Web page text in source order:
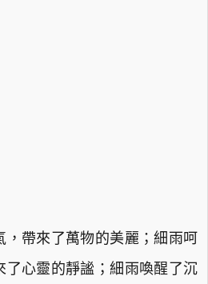
帶來了萬物的美麗；細雨呵
了心靈的靜謐；細雨喚醒了沉